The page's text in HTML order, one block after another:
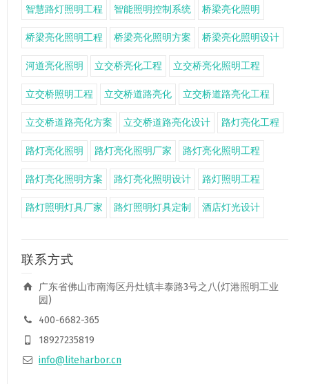
智慧路灯照明工程 智能照明控制系统 桥梁亮化照明
桥梁亮化照明工程 桥梁亮化照明方案 桥梁亮化照明设计
河道亮化照明 立交桥亮化工程 立交桥亮化照明工程
立交桥照明工程 立交桥道路亮化 立交桥道路亮化工程
立交桥道路亮化方案 立交桥道路亮化设计 路灯亮化工程
路灯亮化照明 路灯亮化照明厂家 路灯亮化照明工程
路灯亮化照明方案 路灯亮化照明设计 路灯照明工程
路灯照明灯具厂家 路灯照明灯具定制 酒店灯光设计
联系方式
广东省佛山市南海区丹灶镇丰泰路3号之八(灯港照明工业
园)
400-6682-365
18927235819
info@liteharbor.cn